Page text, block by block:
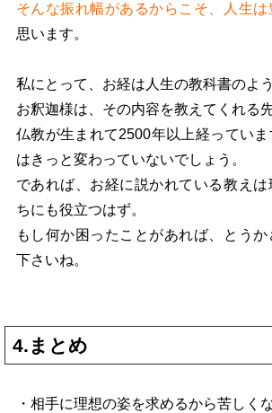
そんな振れ幅があるからこそ、人生は
思います。
私にとって、お経は人生の教科書のよう
お釈迦様は、その内容を教えてくれる
仏教が生まれて2500年以上経ってい
はきっと変わっていないでしょう。
であれば、お経に説かれている教えは
ちにも役立つはず。
もし何か困ったことがあれば、とう
下さいね。
4.まとめ
・相手に理想の姿を求めるから苦しくな